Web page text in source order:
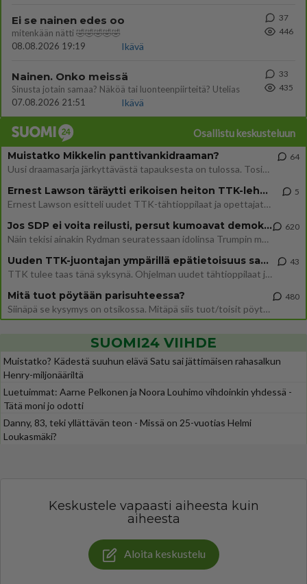
Ei se nainen edes oo
mitenkään nätti 🤣🤣🤣🤣🤣
08.08.2026 19:19
Ikävä
37
446
Nainen. Onko meissä
Sinusta jotain samaa? Näköä tai luonteenpiirteitä? Utelias
07.08.2026 21:51
Ikävä
33
435
Osallistu keskusteluun
Muistatko Mikkelin panttivankidraaman?
Uusi draamasarja järkyttävästä tapauksesta on tulossa. Tositapahtumiin perustuva sarja ammentaa vuoden 1986 Mikkelin pan
64
Ernest Lawson täräytti erikoisen heiton TTK-lehdistötilaisuudessa: " Onko tässä tarkoituksena...?"
Ernest Lawson esitteli uudet TTK-tähtioppilaat ja opettajat torstaina 6.8. lehdistölle. Tulevalla kaudella on yksi hausk
5
Jos SDP ei voita reilusti, persut kumoavat demokratian Suomesta
Näin tekisi ainakin Rydman seuratessaan idolinsa Trumpin mallia https://www.is.fi/politiikka/art-2000012187244.html
620
Uuden TTK-juontajan ympärillä epätietoisuus sakenee - Nyt MTV hämmentää soppaa
TTK tulee taas tänä syksynä. Ohjelman uudet tähtioppilaat julkistetaan torstaina 6. elokuuta klo 14 alkavassa lehdistö
43
Mitä tuot pöytään parisuhteessa?
Siinäpä se kysymys on otsikossa. Mitäpä siis tuot/toisit pöytään parisuhteessa? Oletko mies vai nainen? Koetko sen mitä
480
SUOMI24 VIIHDE
Muistatko? Kädestä suuhun elävä Satu sai jättimäisen rahasalkun
Henry-miljonääriltä
Luetuimmat: Aarne Pelkonen ja Noora Louhimo vihdoinkin yhdessä -
Tätä moni jo odotti
Danny, 83, teki yllättävän teon - Missä on 25-vuotias Helmi
Loukasmäki?
Keskustele vapaasti aiheesta kuin
aiheesta
Aloita keskustelu